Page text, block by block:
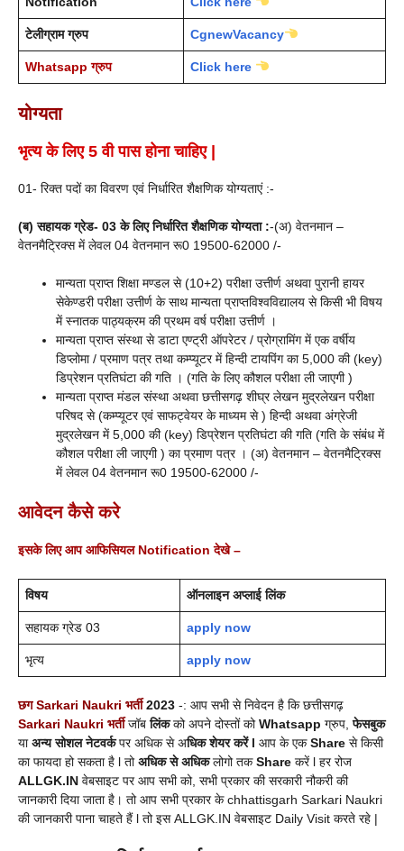
टेलीग्राम ग्रुप CgnewVacancy
Whatsapp ग्रुप Click here
योग्यता
भृत्यके लिए 5 वी पास होनाचाहिए |
01- रिक्त पदों का विवरण एवं निर्धारित शैक्षणिक योग्यताएं :-
(ब) सहायक ग्रेड- 03 के लिए निर्धारित शैक्षणिक योग्यता :-(अ) वेतनमान –
वेतनमैट्रिक्स में लेवल 04 वेतनमान रू0 19500-62000 /-
मान्यता प्राप्त शिक्षा मण्डल से (10+2) परीक्षा उत्तीर्ण अथवा पुरानी हायर
सेकेण्डरी परीक्षा उत्तीर्ण के साथ मान्यता प्राप्तविश्वविद्यालय से किसी भी विषय
में स्नातक पाठ्यक्रम की प्रथम वर्ष परीक्षा उत्तीर्ण ।
मान्यता प्राप्त संस्था से डाटा एण्ट्री ऑपरेटर / प्रोग्रामिंग में एक वर्षीय
डिप्लोमा / प्रमाण पत्र तथा कम्प्यूटर में हिन्दी टायपिंग का 5,000 की (key)
डिप्रेशन प्रतिघंटा की गति । (गति के लिए कौशल परीक्षा ली जाएगी )
मान्यता प्राप्त मंडल संस्था अथवा छत्तीसगढ़ शीघ्र लेखन मुद्रलेखन परीक्षा
परिषद से (कम्प्यूटर एवं साफट्वेयर के माध्यम से ) हिन्दी अथवा अंग्रेजी
मुद्रलेखन में 5,000 की (key) डिप्रेशन प्रतिघंटा की गति (गति के संबंध में
कौशल परीक्षा ली जाएगी ) का प्रमाण पत्र । (अ) वेतनमान – वेतनमैट्रिक्स
में लेवल 04 वेतनमान रू0 19500-62000 /-
आवेदन कैसे करे
इसके लिए आप आफिसियल Notification देखे–
विषय ऑनलाइन अप्लाई लिंक
सहायक ग्रेड 03 apply now
भृत्य apply now
छग Sarkari Naukri भर्ती 2023 -: आप सभी से निवेदन है कि छत्तीसगढ़
Sarkari Naukri भर्तीजॉबलिंकको अपने दोस्तों कोWhatsapp ग्रुप,फेसबुक
याअन्य सोशल नेटवर्कपर अधिक से अधिक शेयर करें l आप के एकShare से किसी
का फायदा हो सकता है l तोअधिक से अधिकलोगो तकShare करें l हर रोज
ALLGK.IN वेबसाइट पर आप सभी को, सभी प्रकार की सरकारी नौकरी की
जानकारी दिया जाता है। तो आप सभी प्रकार के chhattisgarh Sarkari Naukri
की जानकारी पाना चाहते हैं l तो इस ALLGK.IN वेबसाइट Daily Visit करते रहे |